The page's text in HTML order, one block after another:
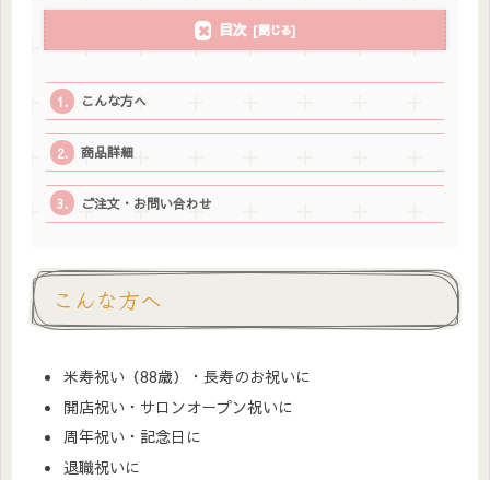
目次
こんな方へ
商品詳細
ご注文・お問い合わせ
こんな方へ
米寿祝い（88歳）・長寿のお祝いに
開店祝い・サロンオープン祝いに
周年祝い・記念日に
退職祝いに